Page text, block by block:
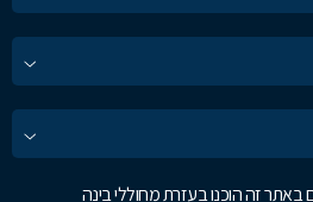
באתר זה הוכנו בעזרת מחוללי בינה